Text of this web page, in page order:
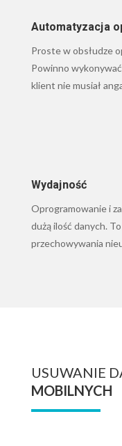
Automatyzacja
Proste w obsłudze
Powinno
klient nie musiał
Wydajność
Oprogramowanie i
dużą ilość danych.
przechowywania
USUWANIE
MOBILNYCH